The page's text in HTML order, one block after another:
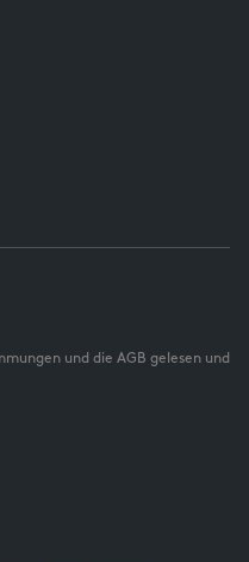
und die AGB gelesen und